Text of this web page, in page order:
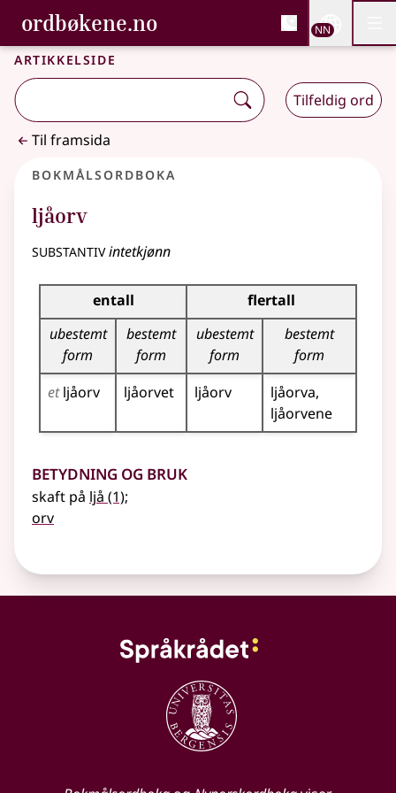
Gå til hovudinnhald
Tilgjenge
ordbøkene.no, Bokmålsordboka og
Bokmålsordboka og Nynorskordboka
NN
Artikkelside
Tilfeldig ord
Til framsida
Bokmålsordboka
ljåorv
substantivintetkjønn
Bøyingstabell for dette substantivet
entall
flertall
ubestemt
form
bestemt
form
ubestemt
form
bestemt
form
etljåorv ljåorvet ljåorv
ljåorva
ljåorvene
Betydning og bruk
skaft på ljå (1);
orv